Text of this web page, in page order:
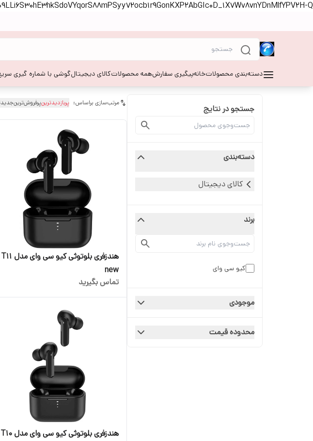
Q
دسته‌بندی محصولاتخانهپیگیری سفارشهمه محصولاتکالای دیجیتالگوشی با شماره گیری
جستجو در نتایج
دسته‌بندی
کالای دیجیتال
برند
کیو سی وای
موجودی
محدوده قیمت
مرتب‌سازی براساس: پربازدیدترینپرفروش‌ترین
هندزفری بلوتوثی کیو سی وای مدل T11
new
تماس بگیرید
هندزفری بلوتوثی کیو سی وای مدل T10